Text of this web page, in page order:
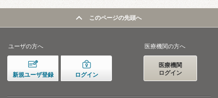
このページの先頭へ
ユーザの方へ
新規ユーザ登録 ログイン
医療機関の方へ
医療機関
ログイン